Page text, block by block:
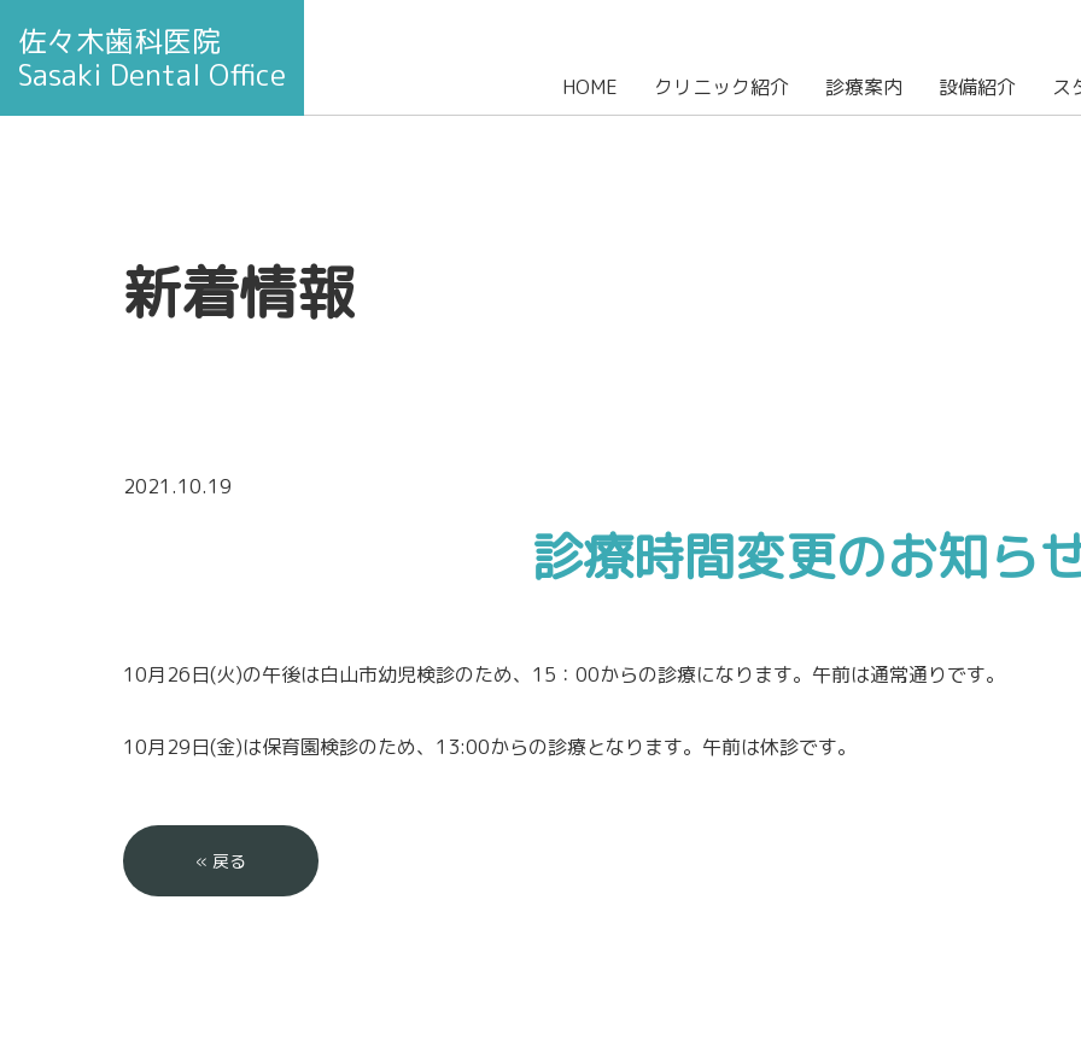
佐々木歯科医院
Sasaki Dental Office
HOME クリニック紹介 診療案内 設備紹介 ス
新着情報
2021.10.19
診療時間変更のお知ら
10月26日(火)の午後は白山市幼児検診のため、15：00からの診療になります。午前は通常通りです。
10月29日(金)は保育園検診のため、13:00からの診療となります。午前は休診です。
« 戻る